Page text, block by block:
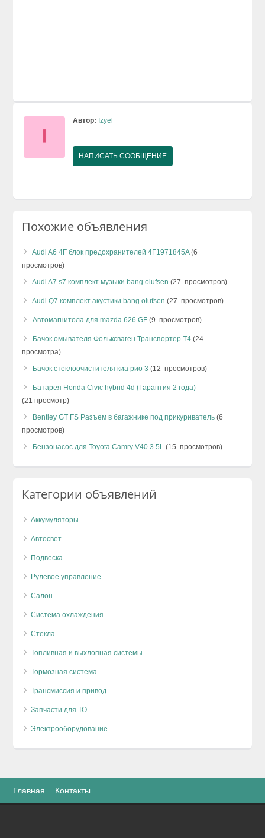
Автор: Izyel
НАПИСАТЬ СООБЩЕНИЕ
Похожие объявления
Audi A6 4F блок предохранителей 4F1971845A(6
просмотров)
Audi A7 s7 комплект музыки bang olufsen (27 просмотров)
Audi Q7 комплект акустики bang olufsen (27 просмотров)
Автомагнитола для mazda 626 GF (9 просмотров)
Бачок омывателя Фольксваген Транспортер T4 (24
просмотра)
Бачок стеклоочистителя киа рио 3 (12 просмотров)
Батарея Honda Civic hybrid 4d (Гарантия 2 года)
(21 просмотр)
Bentley GT FS Разъем в багажнике под прикуриватель (6
просмотров)
Бензонасос для Toyota Camry V40 3.5L (15 просмотров)
Категории объявлений
Аккумуляторы
Автосвет
Подвеска
Рулевое управление
Салон
Система охлаждения
Стекла
Топливная и выхлопная системы
Тормозная система
Трансмиссия и привод
Запчасти для ТО
Электрооборудование
Главная Контакты